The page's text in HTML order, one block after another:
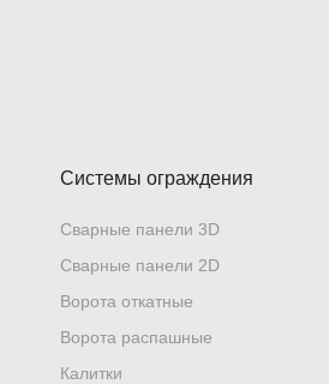
Системы ограждения
Сварные панели 3D
Сварные панели 2D
Ворота откатные
Ворота распашные
Калитки